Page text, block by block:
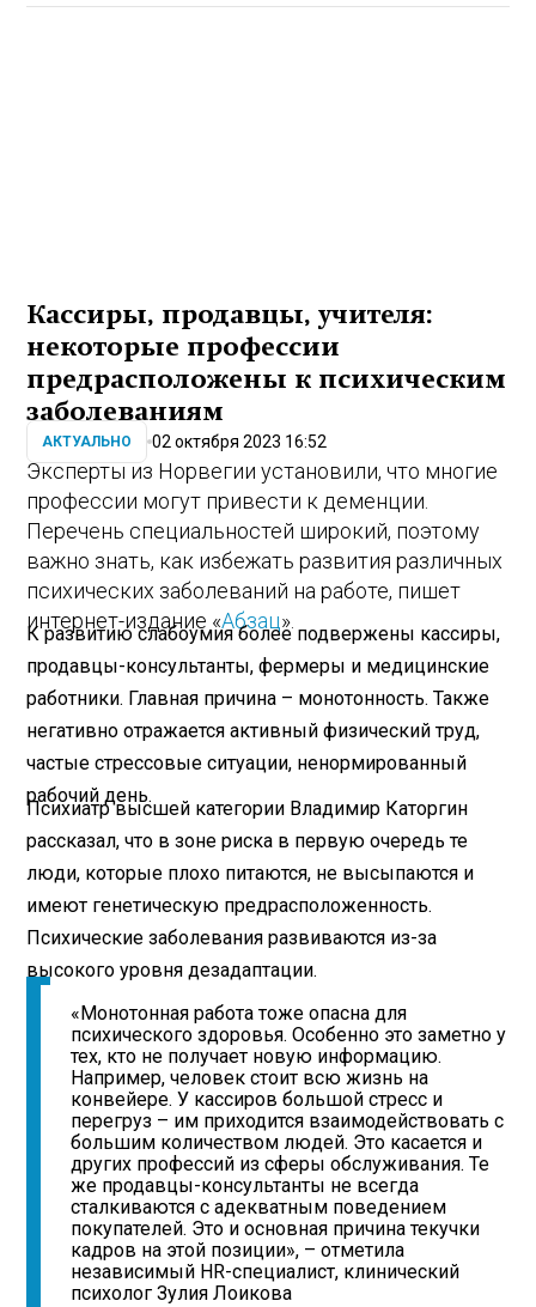
Кассиры, продавцы, учителя:
некоторые профессии
предрасположены к психическим
заболеваниям
АКТУАЛЬНО 02 октября 2023 16:52
Эксперты из Норвегии установили, что многие
профессии могут привести к деменции.
Перечень специальностей широкий, поэтому
важно знать, как избежать развития различных
психических заболеваний на работе, пишет
интернет-издание «Абзац».
К развитию слабоумия более подвержены кассиры,
продавцы-консультанты, фермеры и медицинские
работники. Главная причина – монотонность. Также
негативно отражается активный физический труд,
частые стрессовые ситуации, ненормированный
рабочий день.
Психиатр высшей категории Владимир Каторгин
рассказал, что в зоне риска в первую очередь те
люди, которые плохо питаются, не высыпаются и
имеют генетическую предрасположенность.
Психические заболевания развиваются из-за
высокого уровня дезадаптации.
«Монотонная работа тоже опасна для
психического здоровья. Особенно это заметно у
тех, кто не получает новую информацию.
Например, человек стоит всю жизнь на
конвейере. У кассиров большой стресс и
перегруз – им приходится взаимодействовать с
большим количеством людей. Это касается и
других профессий из сферы обслуживания. Те
же продавцы-консультанты не всегда
сталкиваются с адекватным поведением
покупателей. Это и основная причина текучки
кадров на этой позиции», – отметила
независимый HR-специалист, клинический
психолог Зулия Лоикова